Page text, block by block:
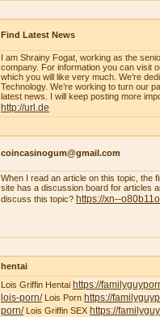
Find Latest News
I am Shrainy Fogat, working as the
company. For information you can visit
which you will like very much. We’re
Technology. We’re working to turn our
latest news. I will keep posting more
http://url.de
coincasinogum@gmail.com
When I read an article on this topic, the
site has a discussion board for articles
discuss this topic? https://xn--
hentai
Lois Griffin Hentai https://
lois-porn/Lois Porn https://
porn/Lois Griffin SEX https://